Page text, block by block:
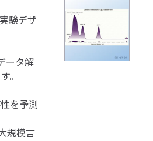
験デザ
ータ解
。
を予測
規模言